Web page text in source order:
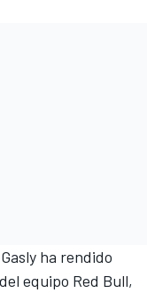
ha rendido
equipo Red Bull,